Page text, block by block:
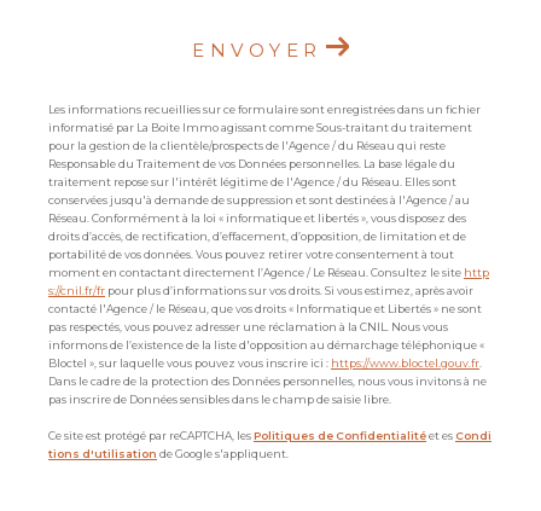
ENVOYER
Les informations recueillies sur ce formulaire sont enregistrées dans un fichier
informatisé par La Boite Immo agissant comme Sous-traitant du traitement
pour la gestion de la clientèle/prospects de l'Agence / du Réseau qui reste
Responsable du Traitement de vos Données personnelles. La base légale du
traitement repose sur l'intérêt légitime de l'Agence / du Réseau. Elles sont
conservées jusqu'à demande de suppression et sont destinées à l'Agence / au
Réseau. Conformément à la loi « informatique et libertés », vous disposez des
droits d’accès, de rectification, d’effacement, d’opposition, de limitation et de
portabilité de vos données. Vous pouvez retirer votre consentement à tout
moment en contactant directement l’Agence / Le Réseau. Consultez le site http
s://cnil.fr/fr pour plus d’informations sur vos droits. Si vous estimez, après avoir
contacté l'Agence / le Réseau, que vos droits « Informatique et Libertés » ne sont
pas respectés, vous pouvez adresser une réclamation à la CNIL. Nous vous
informons de l’existence de la liste d'opposition au démarchage téléphonique «
Bloctel », sur laquelle vous pouvez vous inscrire ici : https://www.bloctel.gouv.fr
Dans le cadre de la protection des Données personnelles, nous vous invitons à ne
pas inscrire de Données sensibles dans le champ de saisie libre.
Ce site est protégé par reCAPTCHA, lesPolitiques de Confidentialitéet es Condi
tions d'utilisation de Google s'appliquent.